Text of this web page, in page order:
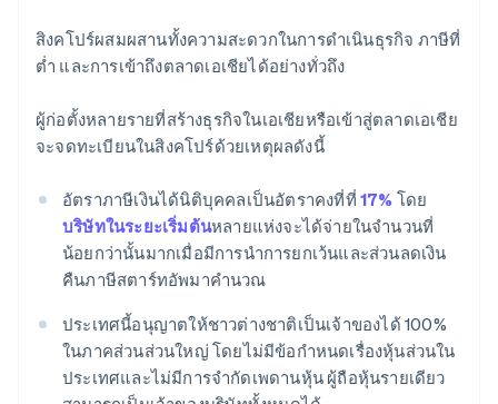
สิงคโปร์ผสมผสานทั้งความสะดวกในการดำเนินธุรกิจ ภาษีที่
ต่ำ และการเข้าถึงตลาดเอเชียได้อย่างทั่วถึง
ผู้ก่อตั้งหลายรายที่สร้างธุรกิจในเอเชียหรือเข้าสู่ตลาดเอเชีย
จะจดทะเบียนในสิงคโปร์ด้วยเหตุผลดังนี้
อัตราภาษีเงินได้นิติบุคคลเป็นอัตราคงที่ที่ 17% โดย
บริษัทในระยะเริ่มต้นหลายแห่งจะได้จ่ายในจำนวนที่
น้อยกว่านั้นมากเมื่อมีการนำการยกเว้นและส่วนลดเงิน
คืนภาษีสตาร์ทอัพมาคำนวณ
ประเทศนี้อนุญาตให้ชาวต่างชาติเป็นเจ้าของได้ 100%
ในภาคส่วนส่วนใหญ่ โดยไม่มีข้อกำหนดเรื่องหุ้นส่วนใน
ประเทศและไม่มีการจำกัดเพดานหุ้น ผู้ถือหุ้นรายเดียว